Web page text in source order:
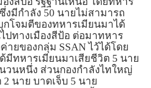
งมีกำลัง 50 นายไม่สามารถ
โจมตีของทหารเมียนมาได้
ปทางเมืองสีป้อ ต่อมาทหาร
ายของกลุ่ม SSAN ไว้ได้โดย
มีทหารเมียนมาเสียชีวิต 5 นาย
วนหนึ่ง ส่วนกองกำลังไทใหญ่
2 นาย บาดเจ็บ 5 นาย